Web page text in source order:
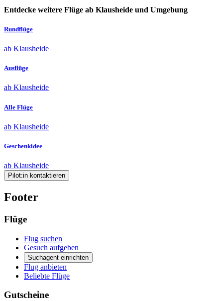
Entdecke weitere Flüge ab Klausheide und Umgebung
Rundflüge
ab Klausheide
Ausflüge
ab Klausheide
Alle Flüge
ab Klausheide
Geschenkidee
ab Klausheide
Pilot:in kontaktieren
Footer
Flüge
Flug suchen
Gesuch aufgeben
Suchagent einrichten
Flug anbieten
Beliebte Flüge
Gutscheine